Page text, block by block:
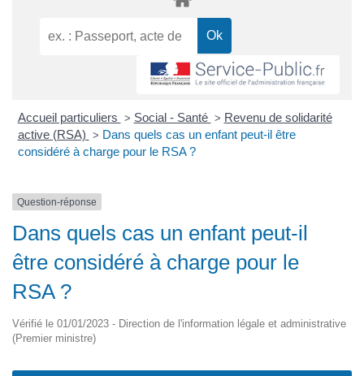
Accueil particuliers > Social - Santé > Revenu de solidarité
active (RSA) > Dans quels cas un enfant peut-il être
considéré à charge pour le RSA ?
Question-réponse
Dans quels cas un enfant peut-il
être considéré à charge pour le
RSA ?
Vérifié le 01/01/2023 - Direction de l'information légale et administrative
(Premier ministre)